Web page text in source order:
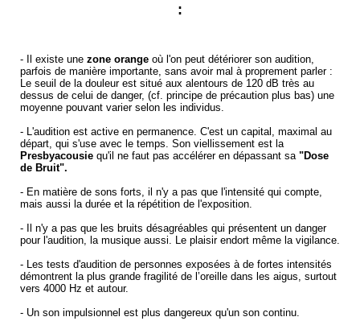
:
- Il existe une zone orange où l'on peut détériorer son audition,
parfois de manière importante, sans avoir mal à proprement parler :
Le seuil de la douleur est situé aux alentours de 120 dB très au
dessus de celui de danger, (cf. principe de précaution plus bas) une
moyenne pouvant varier selon les individus.
- L'audition est active en permanence. C'est un capital, maximal au
départ, qui s'use avec le temps. Son viellissement est la
Presbyacousie qu'il ne faut pas accélérer en dépassant sa "Dose
de Bruit".
- En matière de sons forts, il n'y a pas que l'intensité qui compte,
mais aussi la durée et la répétition de l'exposition.
- Il n'y a pas que les bruits désagréables qui présentent un danger
pour l'audition, la musique aussi. Le plaisir endort même la vigilance.
- Les tests d'audition de personnes exposées à de fortes intensités
démontrent la plus grande fragilité de l’oreille dans les aigus, surtout
vers 4000 Hz et autour.
- Un son impulsionnel est plus dangereux qu'un son continu.